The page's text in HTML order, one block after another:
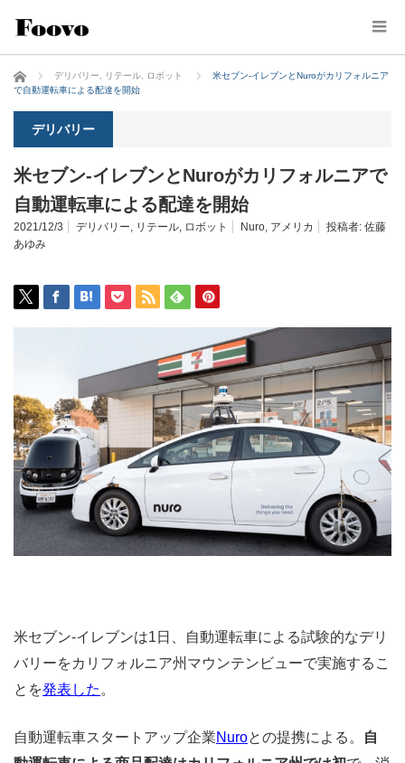
ホーム デリバリー リテール ロボット
米セブン-イレブンとNuroがカリフォルニア
で自動運転車による配達を開始
デリバリー
米セブン-イレブンとNuroがカリフォルニアで
自動運転車による配達を開始
2021/12/3 デリバリー, リテール, ロボット Nuro, アメリカ 投稿者: 佐藤
あゆみ
米セブン-イレブンは1日、自動運転車による試験的なデリ
バリーをカリフォルニア州マウンテンビューで実施するこ
とを発表した 。
自動運転車スタートアップ企業Nuroとの提携による。
自